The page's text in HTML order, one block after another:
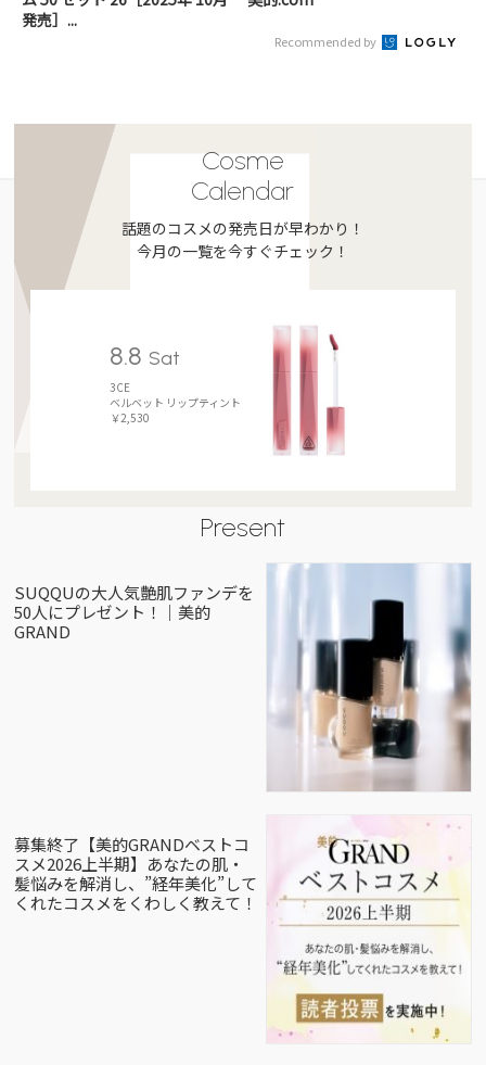
発売］...
Recommended by
Cosme
Calendar
話題のコスメの発売日が早わかり！
今月の一覧を今すぐチェック！
8.8 Sat
3CE
ベルベット リップティント
￥2,530
Present
SUQQUの大人気艶肌ファンデを
50人にプレゼント！｜美的
GRAND
募集終了【美的GRANDベストコ
スメ2026上半期】あなたの肌・
髪悩みを解消し、”経年美化”して
くれたコスメをくわしく教えて！